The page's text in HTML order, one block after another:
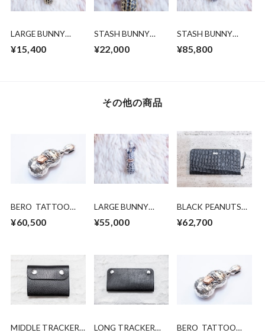
LARGE BUNNY
copper
¥15,400
STASH BUNNY
copper
¥22,000
STASH BUNNY
10k pink gold
¥85,800
その他の商品
BERO TATTOO
slidetype
¥60,500
LARGE BUNNY
10k pinkgold
¥55,000
BLACK PEANUTS
限定販売)
¥62,700
MIDDLE TRACKER
LONG TRACKER
BERO TATTOO